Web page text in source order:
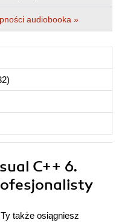
audiobooka »
C++ 6.
także osiągniesz